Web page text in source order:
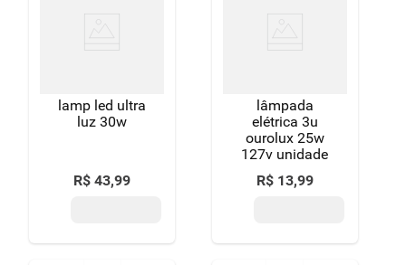
lamp led ultra
luz 30w
R$ 43,99
lâmpada
elétrica 3u
ourolux 25w
127v unidade
R$ 13,99